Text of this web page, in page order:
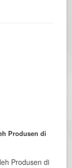
Produsen di
Produsen di